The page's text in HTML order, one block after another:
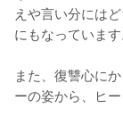
えや言い分には
にもなっています
また、復讐心に
ーの姿から、ヒ